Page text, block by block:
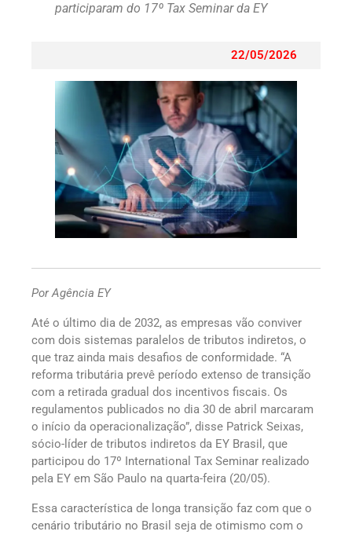
participaram do 17º Tax Seminar da EY
22/05/2026
Por Agência EY
Até o último dia de 2032, as empresas vão conviver
com dois sistemas paralelos de tributos indiretos, o
que traz ainda mais desafios de conformidade. “A
reforma tributária prevê período extenso de transição
com a retirada gradual dos incentivos fiscais. Os
regulamentos publicados no dia 30 de abril marcaram
o início da operacionalização”, disse Patrick Seixas,
sócio-líder de tributos indiretos da EY Brasil, que
participou do 17º International Tax Seminar realizado
pela EY em São Paulo na quarta-feira (20/05).
Essa característica de longa transição faz com que o
cenário tributário no Brasil seja de otimismo com o